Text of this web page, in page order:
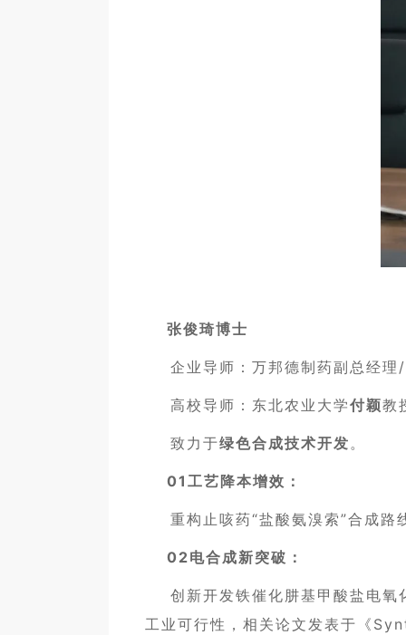
张俊琦博士
企业导师：万邦德制药副总经理/
高校导师：东北农业大学付颖教
致力于绿色合成技术开发 。
01工艺降本增效：
重构止咳药“盐酸氨溴索”合成路
02电合成新突破：
创新开发铁催化肼基甲酸盐电氧
工业可行性，相关论文发表于《